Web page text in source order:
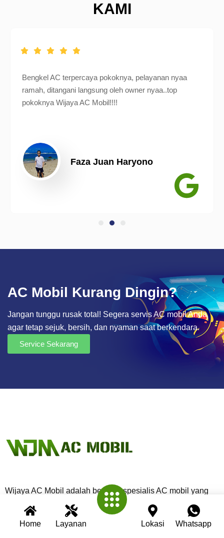
Home Layanan Lokasi Whatsapp
KAMI
Bengkel AC terpercaya pokoknya, pelayanan nyaa
ramah, ditangani langsung oleh owner nyaa..top
pokoknya Wijaya AC Mobil!!!!
Faza Juan Haryono
AC Mobil Kurang Dingin?
Jangan tunggu rusak total! Segera servis AC mobil Anda
agar tetap sejuk, bersih, dan nyaman saat berkendara.
Service Sekarang
Wijaya AC Mobil adalah bengkel spesialis AC mobil yang
telah berpengalaman lebih dari 30 tahun. Kami berkomitmen
memberikan layanan terbaik dengan teknisi profesional,
peralatan modern, dan garansi untuk setiap pengerjaan.